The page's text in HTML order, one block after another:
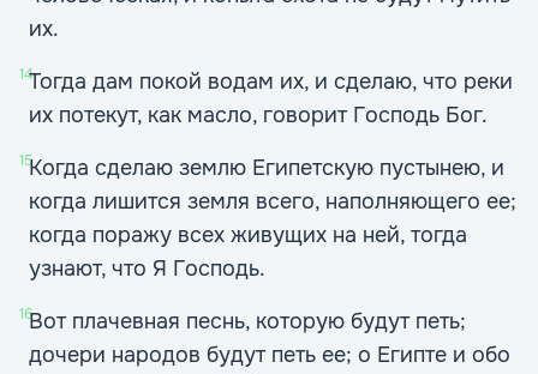
их.
14Тогда дам покой водам их, и сделаю, что реки
их потекут, как масло, говорит Господь Бог.
15Когда сделаю землю Египетскую пустынею, и
когда лишится земля всего, наполняющего ее;
когда поражу всех живущих на ней, тогда
узнают, что Я Господь.
16Вот плачевная песнь, которую будут петь;
дочери народов будут петь ее; о Египте и обо